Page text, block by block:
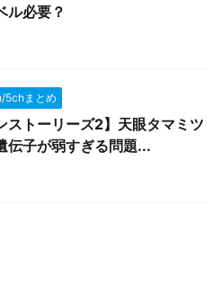
ル必要？
5chまとめ
ストーリーズ2】天眼タマミツ
伝子が弱すぎる問題...